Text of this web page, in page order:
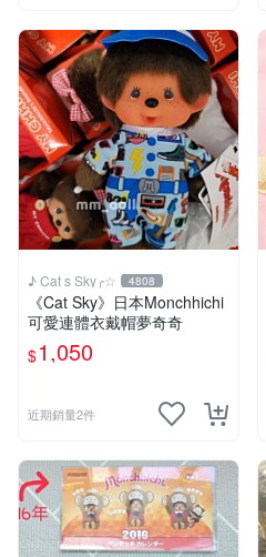
♪ Cat s Sky╭☆ 4808
《Cat Sky》日本Monchhichi
可愛連體衣戴帽夢奇奇
$1,050
近期銷量2件